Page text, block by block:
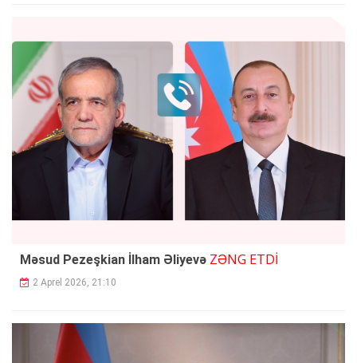
Məsud Pezeşkian İlham Əliyevə ZƏNG ETDİ
2 Aprel 2026, 21:10